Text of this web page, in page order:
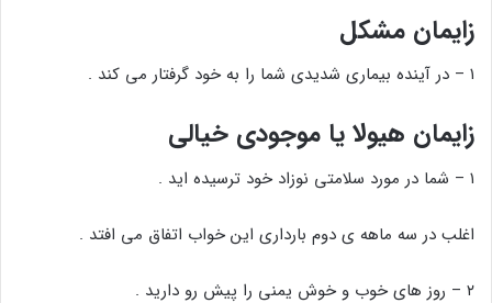
زایمان مشکل
۱ – در آینده بیماری شدیدی شما را به خود گرفتار می کند .
زایمان هیولا یا موجودی خیالی
۱ – شما در مورد سلامتی نوزاد خود ترسیده اید .
اغلب در سه ماهه ی دوم بارداری این خواب اتفاق می افتد .
۲ – روز های خوب و خوش یمنی را پیش رو دارید .